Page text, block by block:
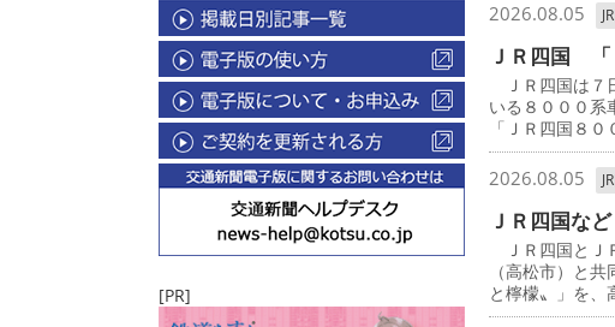
[PR]
2026.08.05
ＪＲ四国 「
ＪＲ四国は７
いる８０００系
「ＪＲ四国８
2026.08.05
ＪＲ四国な
ＪＲ四国とＪ
（高松市）と
と檸檬〟」を、